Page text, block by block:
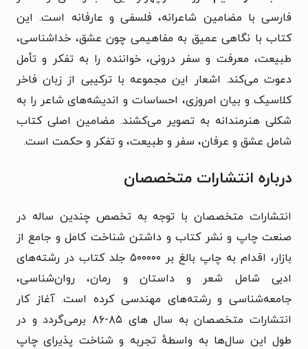
فارسی با مضامین شاعرانه، فلسفی و عارفانه است. این
کتاب با نگاهی عمیق به مفاهیمی چون عشق، خداشناسی،
طبیعت، معرفت و سفر درونی، خواننده را به تفکر و تأمل
دعوت می‌کند. اشعار این مجموعه با ترکیبی از زبان فاخر
کلاسیک و بیان امروزی، احساسات و اندیشه‌های شاعر را به
شکلی هنرمندانه به تصویر می‌کشند. مضامین اصلی کتاب
شامل عشق و عرفان، سفر و طبیعت، و تفکر و حکمت است.
درباره انتشارات متخصصان
انتشارات متخصصان با توجه به تخصص چندین ساله در
صنعت چاپ و نشر کتاب و داشتن شناخت کامل و جامع از
بازار، اقدام به چاپ بالغ بر ۵۰۰۰۰۰ جلد کتاب در رشته‌های
ادبی شامل شعر و داستان و رمان، روان‌شناسی،
جامعه‌شناسی و رشته‌های مهندسی کرده است. آغاز کار
انتشارات متخصصان به سال های ۸۵-۸۶ برمی‌گردد و در
طول این سال‌ها به واسطهٔ تجربه و شناخت پذیرای چاپ